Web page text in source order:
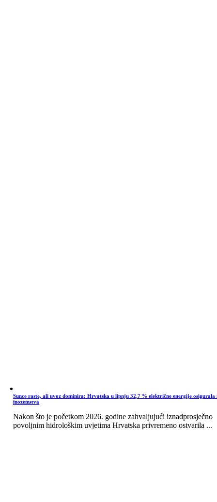
Sunce raste, ali uvoz dominira: Hrvatska u lipnju 32,7 % električne energije osigurala
inozemstva
Nakon što je početkom 2026. godine zahvaljujući iznadprosječno
povoljnim hidrološkim uvjetima Hrvatska privremeno ostvarila ...